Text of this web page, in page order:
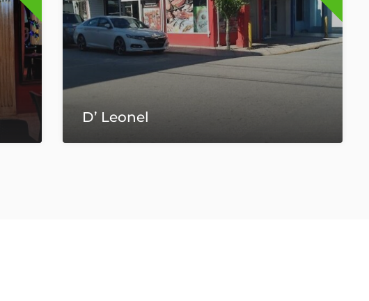
C. Duarte